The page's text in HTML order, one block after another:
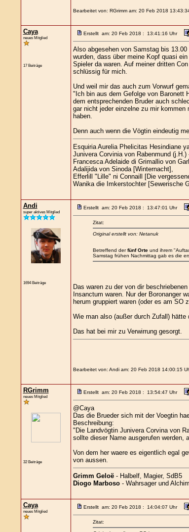
Bearbeitet von: RGrimm am: 20 Feb 2018
Caya
neues Mitglied
17 Beiträge
Erstellt am: 20 Feb 2018 : 13:41:16 Uhr
Also abgesehen von Samstag bis
wurden, dass über meine Kopf quasi
Spieler da waren. Auf meiner dritten
schlüssig für mich.
Und weil mir das auch zum Vorwurf
"Ich bin aus dem Gefolge von Baronett
dem entsprechenden Bruder auch
gar nicht jeder einzelne zu mir
haben.
Denn auch wenn die Vögtin eindeutig
Esquiria Aurelia Phelicitas Hesindiane
Junivera Corvinia von Rabenmund
Francesca Adelaide di Grimallio von
Adalijida von Sinoda [Winternacht],
Efferlill "Lille" ni Connaill [Die
Wanika die Imkerstochter [Sewerische
Andi
super aktives Mitglied
1694 Beiträge
Erstellt am: 20 Feb 2018 : 13:47:01 Uhr
Zitat:
Original erstellt von: Netanuk
Betreffend derfünf Orte und ihrem
Samstag frühen Nachmittag gab es die
Das waren zu der von dir
Insanctum waren. Nur der Boronanger
herum gruppiert waren (oder es am
Wie man also (außer durch Zufall)
Das hat bei mir zu Verwirrung gesorgt.
Bearbeitet von: Andi am: 20 Feb 2018 14:00:15
RGrimm
neues Mitglied
32 Beiträge
Erstellt am: 20 Feb 2018 : 13:54:47 Uhr
@Caya
Das die Brueder sich mit der Voegtin
Beschreibung:
"Die Landvögtin Junivera Corvina von
sollte dieser Name ausgerufen werden,
Von dem her waere es eigentlich egal
von aussen.
Grimm Geloë- Halbelf, Magier, SdB5
Diogo Marboso- Wahrsager und
Caya
neues Mitglied
Erstellt am: 20 Feb 2018 : 14:04:07 Uhr
Zitat: